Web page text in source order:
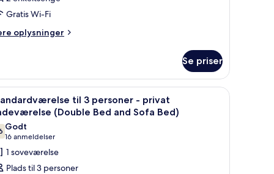
Gratis Wi-Fi
oplysninger
Se priser
stol, fjernsyn og et lille bord. Et hotelværelse med to senge, et
5
til 3 personer - privat
(Double Bed and Sofa Bed)
ud af 10
Godt
16 anmeldelser
(16
anmeldelser)
1 soveværelse
Plads til 3 personer